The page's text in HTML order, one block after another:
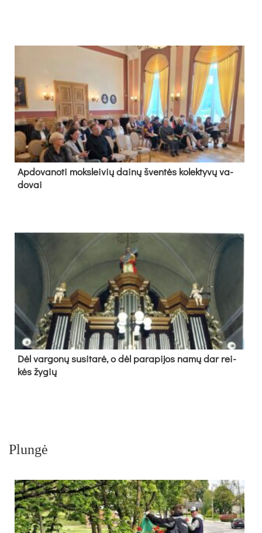
Ap­do­va­no­ti moks­lei­vių dai­nų šven­tės ko­lek­ty­vų va­
do­vai
Dėl var­go­nų su­si­ta­rė, o dėl pa­ra­pi­jos na­mų dar rei­
kės žy­gių
Plungė